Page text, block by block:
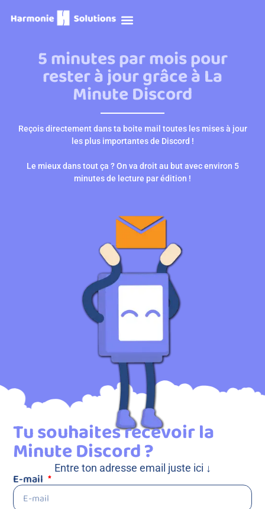
5 minutes par mois pour
rester à jour grâce à La
Minute Discord
Reçois directement dans ta boite mail toutes les mises à jour
les plus importantes de Discord !
Le mieux dans tout ça ? On va droit au but avec environ 5
minutes de lecture par édition !
Tu souhaites recevoir la
Minute Discord ?
Entre ton adresse email juste ici ↓
E-mail